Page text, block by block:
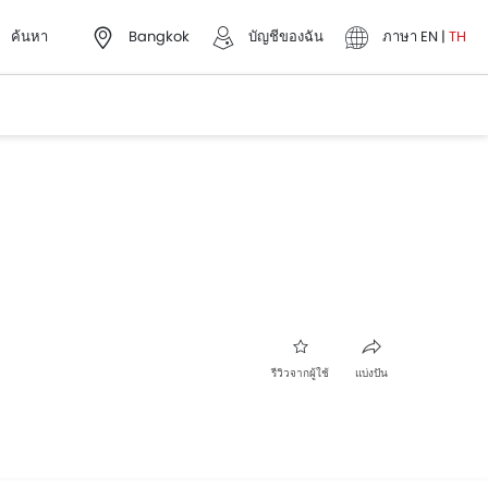
ค้นหา Bangkok บัญชีของฉัน ภาษา EN | TH
รีวิวจากผู้ใช้ แบ่งปัน